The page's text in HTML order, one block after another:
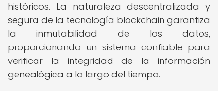
históricos. La naturaleza descentralizada y
segura de la tecnología blockchain garantiza
la inmutabilidad de los datos,
proporcionando un sistema confiable para
verificar la integridad de la información
genealógica a lo largo del tiempo.